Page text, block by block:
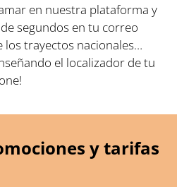
en nuestra plataforma y
segundos en tu correo
los trayectos nacionales…
el localizador de tu
y tarifas